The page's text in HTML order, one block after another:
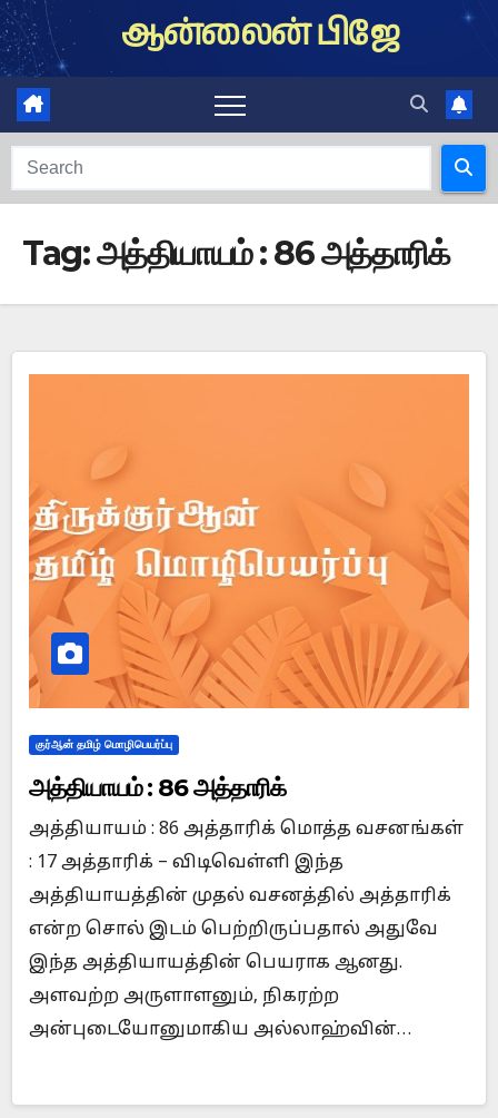
Skip
to
content
ஆன்லைன் பிஜே
Tag:அத்தியாயம் : 86 அத்தாரிக்
குர்ஆன் தமிழ் மொழிபெயர்ப்பு
அத்தியாயம் : 86 அத்தாரிக்
அத்தியாயம் : 86 அத்தாரிக் மொத்த வசனங்கள்
: 17 அத்தாரிக் – விடிவெள்ளி இந்த
அத்தியாயத்தின் முதல் வசனத்தில் அத்தாரிக்
என்ற சொல் இடம் பெற்றிருப்பதால் அதுவே
இந்த அத்தியாயத்தின் பெயராக ஆனது.
அளவற்ற அருளாளனும், நிகரற்ற
அன்புடையோனுமாகிய அல்லாஹ்வின்…